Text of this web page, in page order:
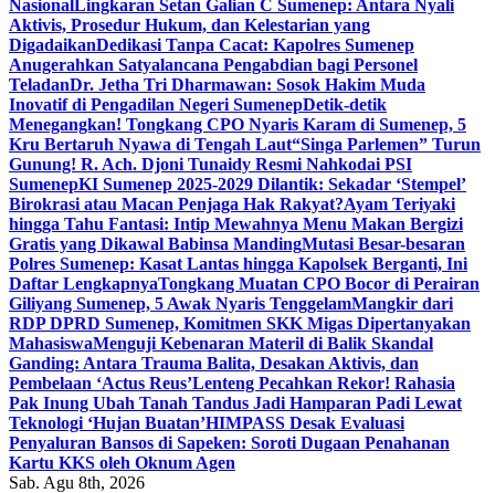
NasionalLingkaran Setan Galian C Sumenep: Antara Nyali
Aktivis, Prosedur Hukum, dan Kelestarian yang
DigadaikanDedikasi Tanpa Cacat: Kapolres Sumenep
Anugerahkan Satyalancana Pengabdian bagi Personel
TeladanDr. Jetha Tri Dharmawan: Sosok Hakim Muda
Inovatif di Pengadilan Negeri SumenepDetik-detik
Menegangkan! Tongkang CPO Nyaris Karam di Sumenep, 5
Kru Bertaruh Nyawa di Tengah Laut“Singa Parlemen” Turun
Gunung! R. Ach. Djoni Tunaidy Resmi Nahkodai PSI
SumenepKI Sumenep 2025-2029 Dilantik: Sekadar ‘Stempel’
Birokrasi atau Macan Penjaga Hak Rakyat?Ayam Teriyaki
hingga Tahu Fantasi: Intip Mewahnya Menu Makan Bergizi
Gratis yang Dikawal Babinsa MandingMutasi Besar-besaran
Polres Sumenep: Kasat Lantas hingga Kapolsek Berganti, Ini
Daftar LengkapnyaTongkang Muatan CPO Bocor di Perairan
Giliyang Sumenep, 5 Awak Nyaris TenggelamMangkir dari
RDP DPRD Sumenep, Komitmen SKK Migas Dipertanyakan
MahasiswaMenguji Kebenaran Materil di Balik Skandal
Ganding: Antara Trauma Balita, Desakan Aktivis, dan
Pembelaan ‘Actus Reus’Lenteng Pecahkan Rekor! Rahasia
Pak Inung Ubah Tanah Tandus Jadi Hamparan Padi Lewat
Teknologi ‘Hujan Buatan’HIMPASS Desak Evaluasi
Penyaluran Bansos di Sapeken: Soroti Dugaan Penahanan
Kartu KKS oleh Oknum Agen
Sab. Agu 8th, 2026